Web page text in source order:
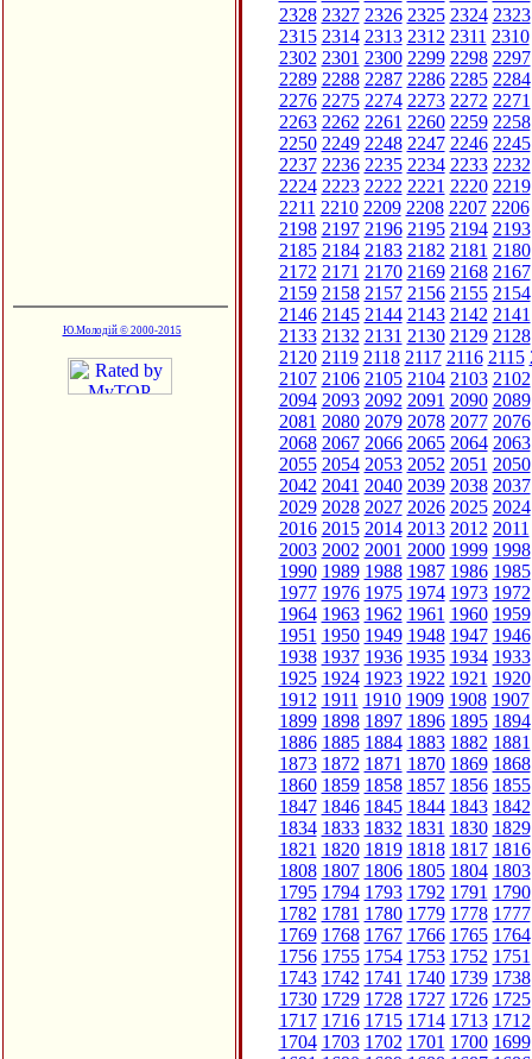
Ю.Молодій © 2000-2015
2328 2327 2326 2325 2324 2323
2315 2314 2313 2312 2311 2310
2302 2301 2300 2299 2298 2297
2289 2288 2287 2286 2285 2284
2276 2275 2274 2273 2272 2271
2263 2262 2261 2260 2259 2258
2250 2249 2248 2247 2246 2245
2237 2236 2235 2234 2233 2232
2224 2223 2222 2221 2220 2219
2211 2210 2209 2208 2207 2206
2198 2197 2196 2195 2194 2193
2185 2184 2183 2182 2181 2180
2172 2171 2170 2169 2168 2167
2159 2158 2157 2156 2155 2154
2146 2145 2144 2143 2142 2141
2133 2132 2131 2130 2129 2128
2120 2119 2118 2117 2116 2115
2107 2106 2105 2104 2103 2102
2094 2093 2092 2091 2090 2089
2081 2080 2079 2078 2077 2076
2068 2067 2066 2065 2064 2063
2055 2054 2053 2052 2051 2050
2042 2041 2040 2039 2038 2037
2029 2028 2027 2026 2025 2024
2016 2015 2014 2013 2012 2011
2003 2002 2001 2000 1999 1998
1990 1989 1988 1987 1986 1985
1977 1976 1975 1974 1973 1972
1964 1963 1962 1961 1960 1959
1951 1950 1949 1948 1947 1946
1938 1937 1936 1935 1934 1933
1925 1924 1923 1922 1921 1920
1912 1911 1910 1909 1908 1907
1899 1898 1897 1896 1895 1894
1886 1885 1884 1883 1882 1881
1873 1872 1871 1870 1869 1868
1860 1859 1858 1857 1856 1855
1847 1846 1845 1844 1843 1842
1834 1833 1832 1831 1830 1829
1821 1820 1819 1818 1817 1816
1808 1807 1806 1805 1804 1803
1795 1794 1793 1792 1791 1790
1782 1781 1780 1779 1778 1777
1769 1768 1767 1766 1765 1764
1756 1755 1754 1753 1752 1751
1743 1742 1741 1740 1739 1738
1730 1729 1728 1727 1726 1725
1717 1716 1715 1714 1713 1712
1704 1703 1702 1701 1700 1699